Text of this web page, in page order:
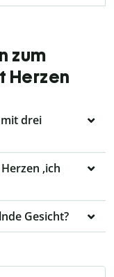
zum
Herzen
drei
‚ich
Gesicht?